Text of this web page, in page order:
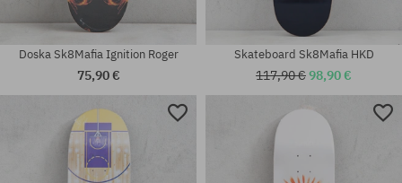
Dostupné veľkosti:
Dostupné veľkosti:
Doska Sk8Mafia Ignition Roger
75,90 €
Skateboard Sk8Mafia HKD
117,90 €98,90 €